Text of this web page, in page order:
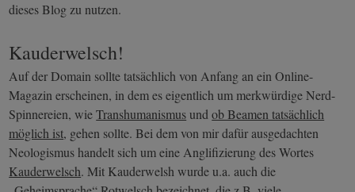
dieses Blog zu nutzen.
Kauderwelsch!
Auf der Domain sollte tatsächlich von Anfang an ein Online-
Magazin erscheinen, in dem es eigentlich um merkwürdige Nerd-
Spinnereien, wieTranshumanismusundob Beamen tatsächlich
möglich ist, gehen sollte. Bei dem von mir dafür ausgedachten
Neologismus handelt sich um eine Anglifizierung des Wortes
Kauderwelsch. Mit Kauderwelsh wurde u.a. auch die